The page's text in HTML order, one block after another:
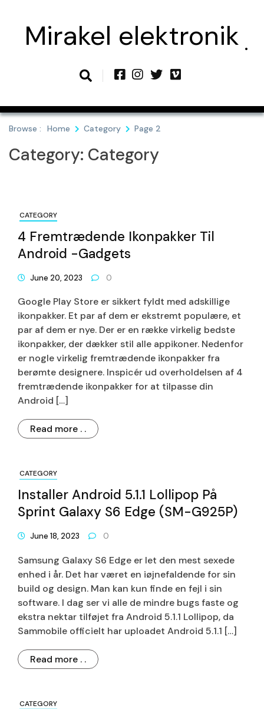
contentMirakel elektronik
Browse : Home Category Page 2
Category: Category
CATEGORY
4 Fremtrædende Ikonpakker Til
Android -gadgets
June 20, 2023 0
Google Play Store er sikkert fyldt med adskillige
ikonpakker. Et par af dem er ekstremt populære, et
par af dem er nye. Der er en række virkelig bedste
ikonpakker, der dækker stil alle appikoner. Nedenfor
er nogle virkelig fremtrædende ikonpakker fra
berømte designere. Inspicér ud overholdelsen af ​​4
fremtrædende ikonpakker for at tilpasse din
Android […]
Read more . .
CATEGORY
Installer Android 5.1.1 Lollipop På
Sprint Galaxy S6 Edge (SM-G925P)
June 18, 2023 0
Samsung Galaxy S6 Edge er let den mest sexede
enhed i år. Det har været en iøjnefaldende for sin
build og design. Man kan kun finde en fejl i sin
software. I dag ser vi alle de mindre bugs faste og
ekstra nektar tilføjet fra Android 5.1.1 Lollipop, da
Sammobile officielt har uploadet Android 5.1.1 […]
Read more . .
CATEGORY